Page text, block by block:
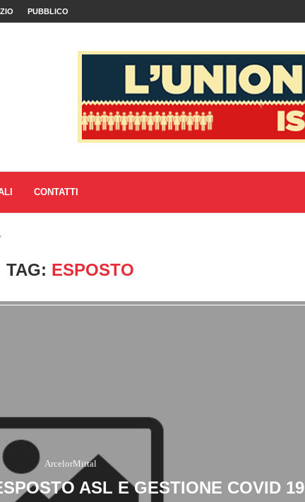
PUBBLICO
CONTATTI
TAG: ESPOSTO
ArcelorMittal
ASL E GESTIONE COVID 19